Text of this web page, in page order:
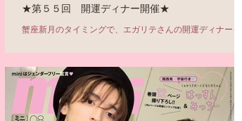
★第５５回 開運ディナー開催★
蟹座新月のタイミングで、エガリテさんの開運ディナーを
スズキのクレープ包み グラタン添え ・白桃のコンポー
ト ミルクプリンとバニラアイスのせ...